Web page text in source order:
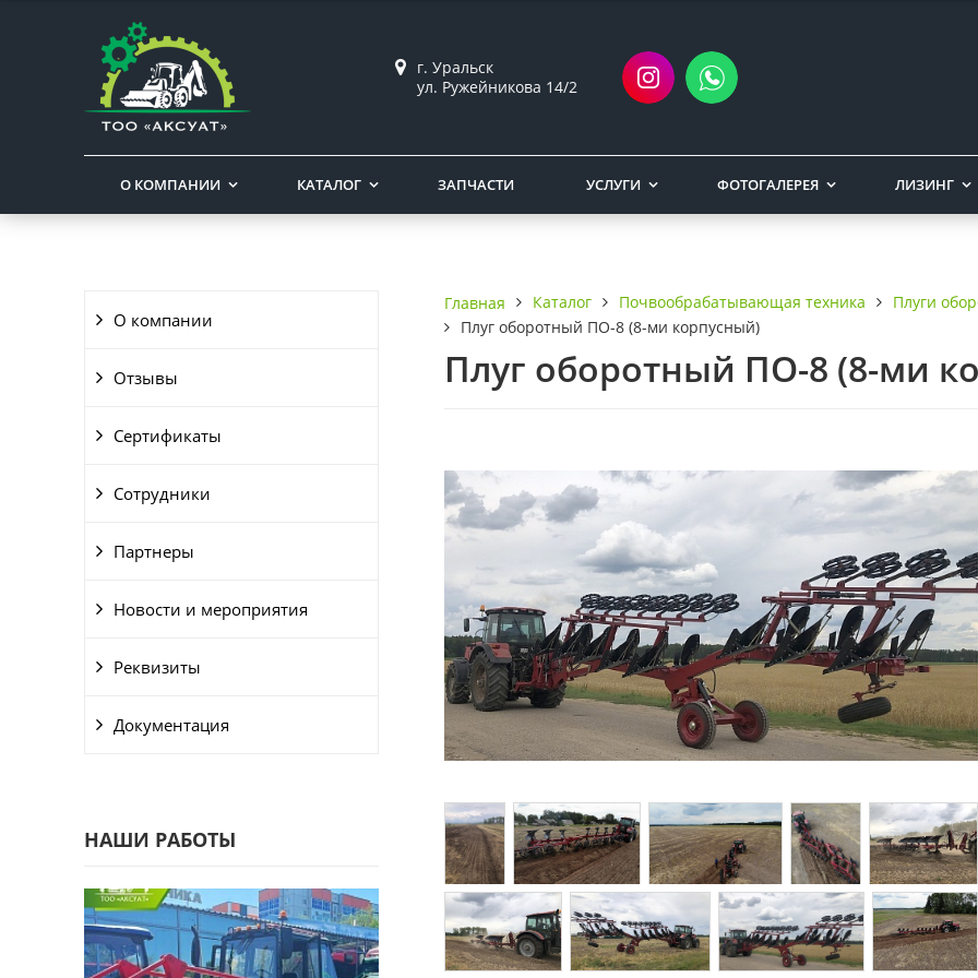
г. Уральск
ул. Ружейникова 14/2
О КОМПАНИИ КАТАЛОГ ЗАПЧАСТИ УСЛУГИ ФОТОГАЛЕРЕЯ ЛИЗИНГ
О компании
Отзывы
Сертификаты
Сотрудники
Партнеры
Новости и мероприятия
Реквизиты
Документация
НАШИ РАБОТЫ
Главная Каталог Почвообрабатывающая техника Плуги
Плуг оборотный ПО-8 (8-ми корпусный)
Плуг оборотный ПО-8 (8-ми